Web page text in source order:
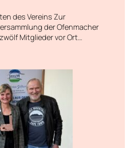
des Vereins Zur
der Ofenmacher
Mitglieder vor Ort…